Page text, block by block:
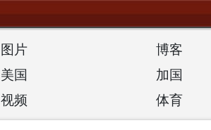
图片 博客
美国 加国
视频 体育